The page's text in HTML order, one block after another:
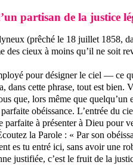
partisan de la justice
(prêché le 18 juillet 1858,
des cieux à moins qu’il ne soit
pour désigner le ciel — ce
dans cette phrase, tout est
que, lors même que
obéissance. L’entrée du
à présenter à Dieu pour
la Parole : « Par son
es tu entré ici, sans avoir une
justifiée, c’est le fruit de la